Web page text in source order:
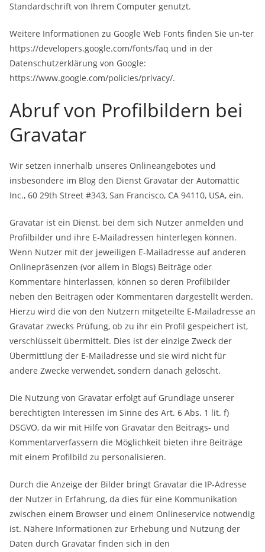
Standardschrift von Ihrem Computer genutzt.
Weitere Informationen zu Google Web Fonts finden Sie un-ter
https://developers.google.com/fonts/faq und in der
Datenschutzerklärung von Google:
https://www.google.com/policies/privacy/.
Abruf von Profilbildern bei
Gravatar
Wir setzen innerhalb unseres Onlineangebotes und
insbesondere im Blog den Dienst Gravatar der Automattic
Inc., 60 29th Street #343, San Francisco, CA 94110, USA, ein.
Gravatar ist ein Dienst, bei dem sich Nutzer anmelden und
Profilbilder und ihre E-Mailadressen hinterlegen können.
Wenn Nutzer mit der jeweiligen E-Mailadresse auf anderen
Onlinepräsenzen (vor allem in Blogs) Beiträge oder
Kommentare hinterlassen, können so deren Profilbilder
neben den Beiträgen oder Kommentaren dargestellt werden.
Hierzu wird die von den Nutzern mitgeteilte E-Mailadresse an
Gravatar zwecks Prüfung, ob zu ihr ein Profil gespeichert ist,
verschlüsselt übermittelt. Dies ist der einzige Zweck der
Übermittlung der E-Mailadresse und sie wird nicht für
andere Zwecke verwendet, sondern danach gelöscht.
Die Nutzung von Gravatar erfolgt auf Grundlage unserer
berechtigten Interessen im Sinne des Art. 6 Abs. 1 lit. f)
DSGVO, da wir mit Hilfe von Gravatar den Beitrags- und
Kommentarverfassern die Möglichkeit bieten ihre Beiträge
mit einem Profilbild zu personalisieren.
Durch die Anzeige der Bilder bringt Gravatar die IP-Adresse
der Nutzer in Erfahrung, da dies für eine Kommunikation
zwischen einem Browser und einem Onlineservice notwendig
ist. Nähere Informationen zur Erhebung und Nutzung der
Daten durch Gravatar finden sich in den